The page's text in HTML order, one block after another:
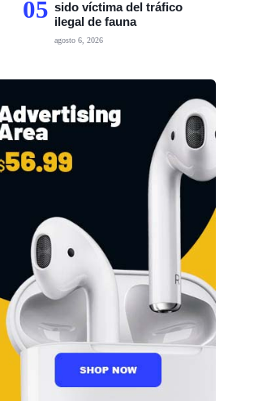
05 sido víctima del tráfico
ilegal de fauna
agosto 6, 2026